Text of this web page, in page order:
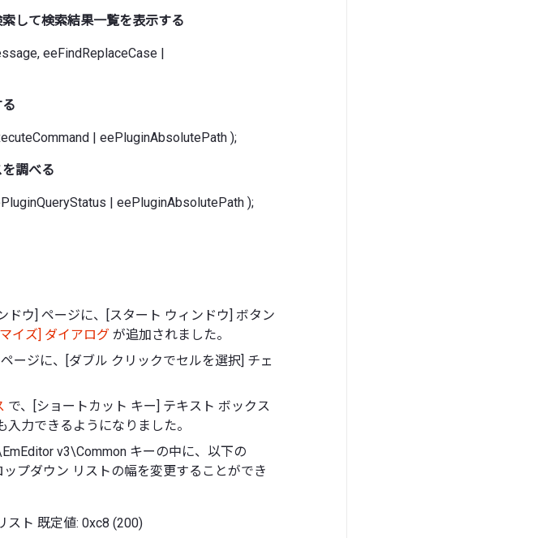
して検索結果一覧を表示する
eeFindReplaceCase |
| eePluginAbsolutePath );
調べる
| eePluginAbsolutePath );
ドウ] ページに、[スタート ウィンドウ] ボタン
イズ] ダイアログ が追加されました。
ージに、[ダブル クリックでセルを選択] チェ
で、[ショートカット キー] テキスト ボックス
力できるようになりました。
v3\Common キーの中に、以下の
プダウン リストの幅を変更することができ
スト 既定値: 0xc8 (200)